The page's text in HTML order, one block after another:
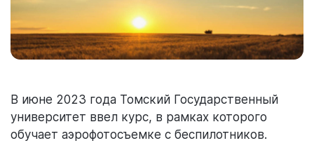
В июне 2023 года Томский Государственный
университет ввел курс, в рамках которого
обучает аэрофотосъемке с беспилотников.